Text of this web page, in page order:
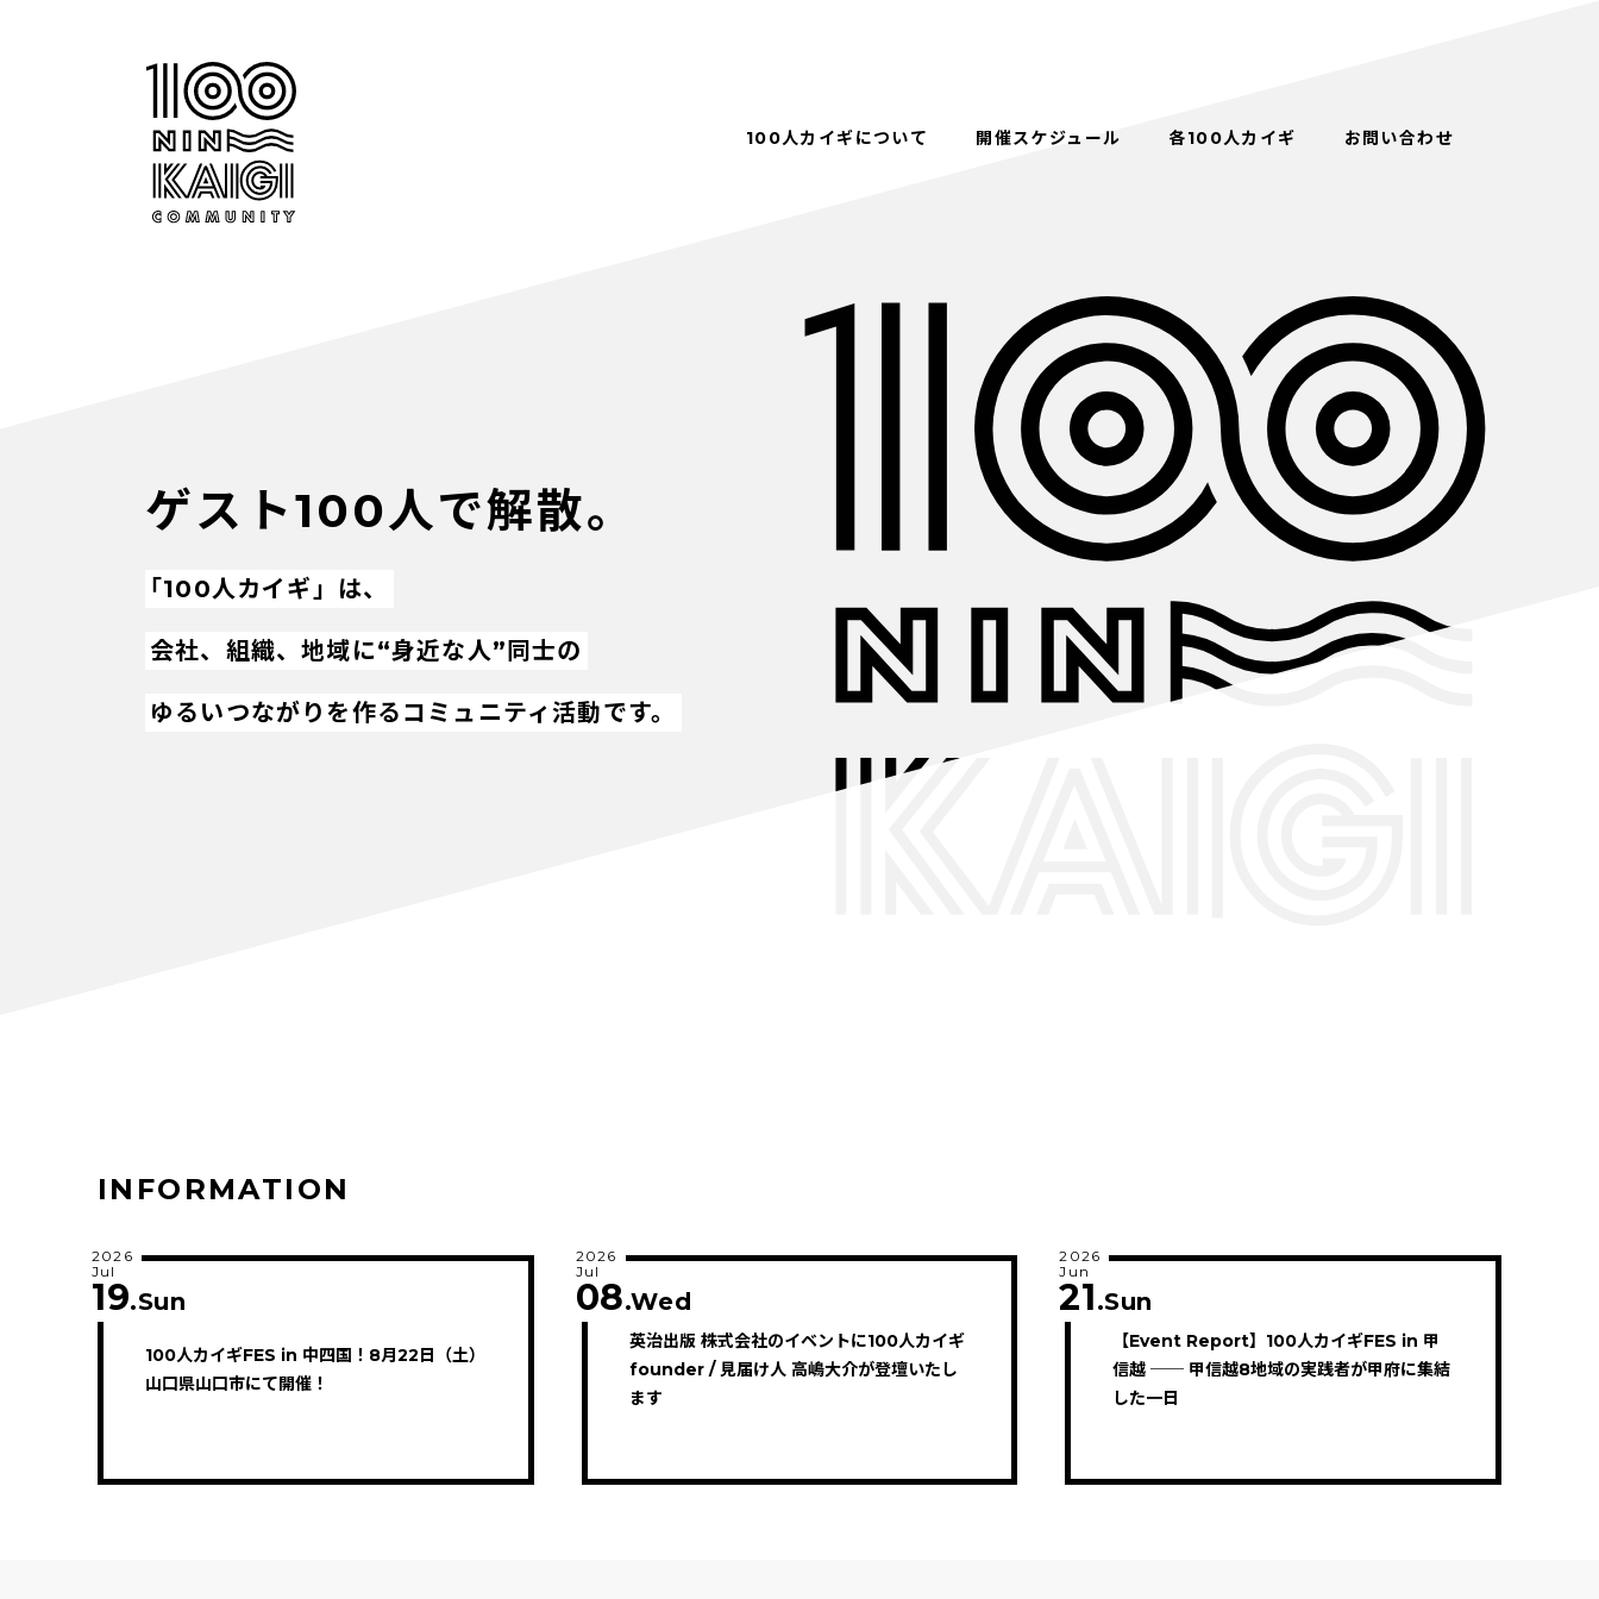
100人カイギについて 開催スケジュール 各100人カイギ お問い合わせ
ゲスト100人で解散。
「100人カイギ」は、
会社、組織、地域に“身近な人”同士の
ゆるいつながりを作るコミュニティ活動です。
INFORMATION
100人カイギFES in 中四国！8月22日（土）
山口県山口市にて開催！
2026
Jul
19.Sun
英治出版 株式会社のイベントに100人カイギ
founder / 見届け人 高嶋大介が登壇いたし
ます
2026
Jul
08.Wed
【Event Report】100人カイギFES in 甲
信越 ── 甲信越8地域の実践者が甲府に集結
した一日
2026
Jun
21.Sun